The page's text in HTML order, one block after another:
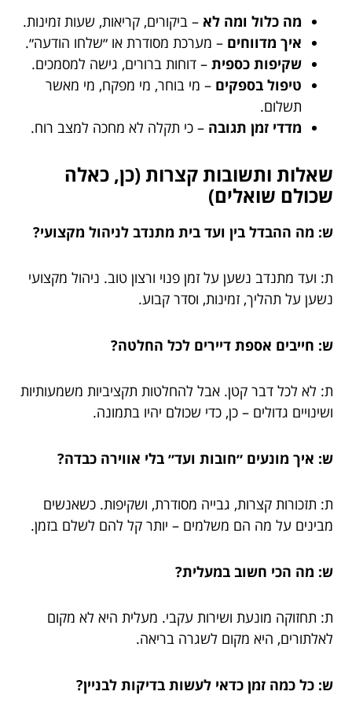
מה כלול ומה לא – ביקורים, קריאות, שעות זמינות.
איך מדווחים – מערכת מסודרת או ״שלחו הודעה״.
שקיפות כספית – דוחות ברורים, גישה למסמכים.
טיפול בספקים – מי בוחר, מי מפקח, מי מאשר
תשלום.
מדדי זמן תגובה – כי תקלה לא מחכה למצב רוח.
שאלות ותשובות קצרות (כן, כאלה
שכולם שואלים)
ש: מה ההבדל בין ועד בית מתנדב לניהול מקצועי?
ת: ועד מתנדב נשען על זמן פנוי ורצון טוב. ניהול מקצועי
נשען על תהליך, זמינות, וסדר קבוע.
ש: חייבים אספת דיירים לכל החלטה?
ת: לא לכל דבר קטן. אבל להחלטות תקציביות משמעותיות
ושינויים גדולים – כן, כדי שכולם יהיו בתמונה.
ש: איך מונעים ״חובות ועד״ בלי אווירה כבדה?
ת: תזכורות קצרות, גבייה מסודרת, ושקיפות. כשאנשים
מבינים על מה הם משלמים – יותר קל להם לשלם בזמן.
ש: מה הכי חשוב במעלית?
ת: תחזוקה מונעת ושירות עקבי. מעלית היא לא מקום
לאלתורים, היא מקום לשגרה בריאה.
ש: כל כמה זמן כדאי לעשות בדיקות לבניין?